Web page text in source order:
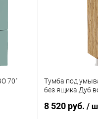
70"
Тумба под
без ящика Дуб
8 520 руб. /